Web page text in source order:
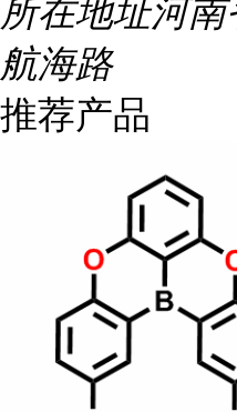
所在地址河南
航海路
推荐产品